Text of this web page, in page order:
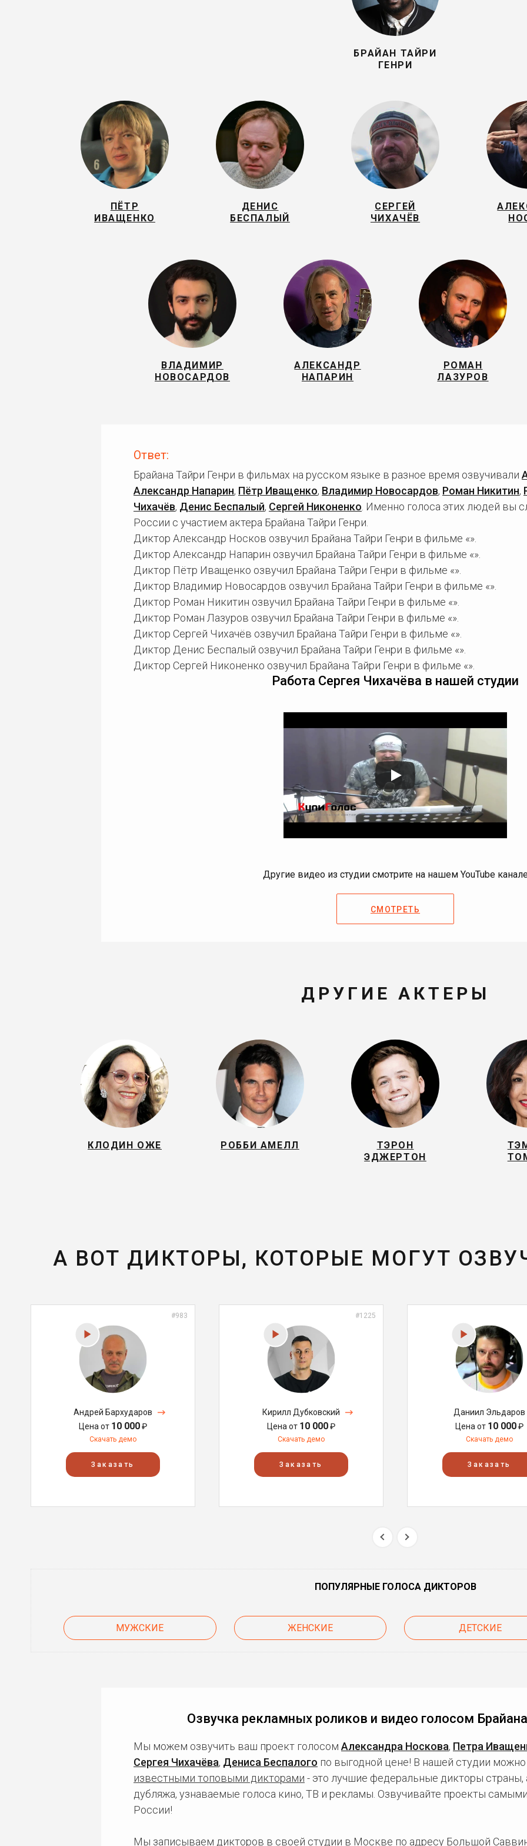
БРАЙАН ТАЙРИ
ГЕНРИ
ПЁТР
ИВАЩЕНКО
ДЕНИС
БЕСПАЛЫЙ
СЕРГЕЙ
ЧИХАЧЁВ
ВЛАДИМИР
НОВОСАРДОВ
АЛЕКСАНДР
НАПАРИН
РОМАН
ЛАЗУРОВ
Ответ:
Брайана Тайри Генри в фильмах на русском языке в разное время озвучивали
Александр Напарин, Пётр Иващенко, Владимир Новосардов, Роман Никитин,
Чихачёв, Денис Беспалый, Сергей Никоненко . Именно голоса этих людей вы
России с участием актера Брайана Тайри Генри.
Диктор Александр Носков озвучил Брайана Тайри Генри в фильме «».
Диктор Александр Напарин озвучил Брайана Тайри Генри в фильме «».
Диктор Пётр Иващенко озвучил Брайана Тайри Генри в фильме «».
Диктор Владимир Новосардов озвучил Брайана Тайри Генри в фильме «».
Диктор Роман Никитин озвучил Брайана Тайри Генри в фильме «».
Диктор Роман Лазуров озвучил Брайана Тайри Генри в фильме «».
Диктор Сергей Чихачёв озвучил Брайана Тайри Генри в фильме «».
Диктор Денис Беспалый озвучил Брайана Тайри Генри в фильме «».
Диктор Сергей Никоненко озвучил Брайана Тайри Генри в фильме «».
Работа Сергея Чихачёва в нашей студии
Другие видео из студии смотрите на нашем YouTube
СМОТРЕТЬ
ДРУГИЕ АКТЕРЫ
КЛОДИН ОЖЕ РОББИ АМЕЛЛ
ТЭРОН
ЭДЖЕРТОН
А ВОТ ДИКТОРЫ, КОТОРЫЕ МОГУТ
#983
Андрей Бархударов
Цена от 10 000₽
Скачать демо
Заказать
#1225
Кирилл Дубковский
Цена от 10 000₽
Скачать демо
Заказать
Даниил Эльдаров
Цена от 10 000₽
Скачать демо
Заказать
ПОПУЛЯРНЫЕ ГОЛОСА ДИКТОРОВ
МУЖСКИЕ ЖЕНСКИЕ ДЕТСКИЕ
Озвучка рекламных роликов и видео голосом
Мы можем озвучить ваш проект голосом Александра Носкова, Петра
Сергея Чихачёва, Дениса Беспалого по выгодной цене! В нашей студии можно
известными топовыми дикторами - это лучшие федеральные дикторы страны,
дубляжа, узнаваемые голоса кино, ТВ и рекламы. Озвучивайте проекты
России!
Мы записываем дикторов в своей студии в Москве по адресу Большой